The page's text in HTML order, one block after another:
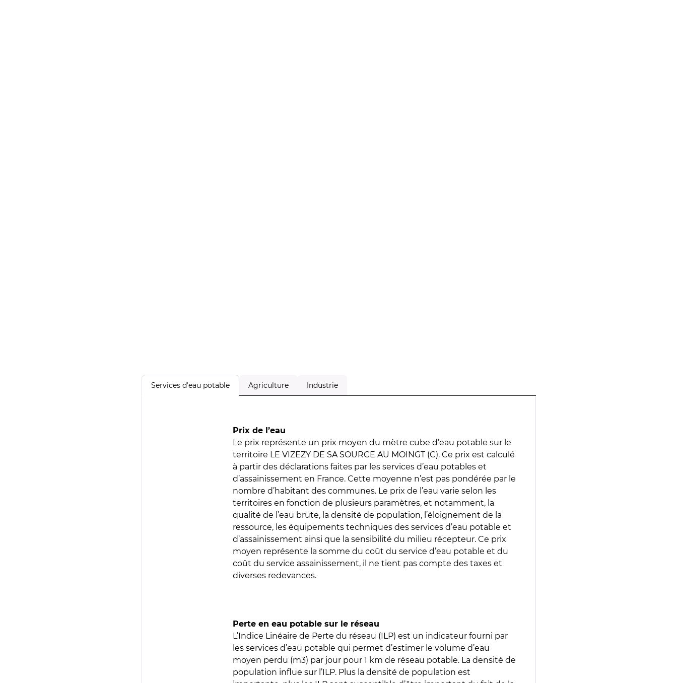
Services d'eau potable Agriculture Industrie
Prix de l’eau
Le prix représente un prix moyen du mètre cube d’eau potable sur le
territoire LE VIZEZY DE SA SOURCE AU MOINGT (C). Ce prix est calculé
à partir des déclarations faites par les services d’eau potables et
d’assainissement en France. Cette moyenne n’est pas pondérée par le
nombre d’habitant des communes. Le prix de l’eau varie selon les
territoires en fonction de plusieurs paramètres, et notamment, la
qualité de l’eau brute, la densité de population, l’éloignement de la
ressource, les équipements techniques des services d’eau potable et
d’assainissement ainsi que la sensibilité du milieu récepteur. Ce prix
moyen représente la somme du coût du service d’eau potable et du
coût du service assainissement, il ne tient pas compte des taxes et
diverses redevances.
Perte en eau potable sur le réseau
L’Indice Linéaire de Perte du réseau (ILP) est un indicateur fourni par
les services d’eau potable qui permet d’estimer le volume d’eau
moyen perdu (m3) par jour pour 1 km de réseau potable. La densité de
population influe sur l’ILP. Plus la densité de population est